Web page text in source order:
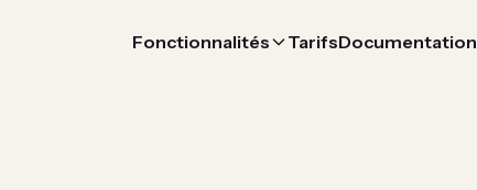
Fonctionnalités TarifsDocumentation